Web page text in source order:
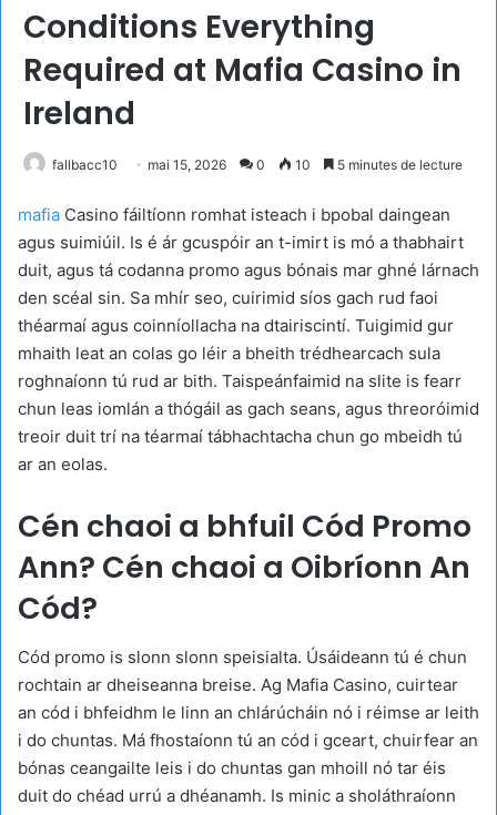
Conditions Everything
Required at Mafia Casino in
Ireland
fallbacc10 mai 15, 2026 0 10 5 minutes de lecture
mafia Casino fáiltíonn romhat isteach i bpobal daingean
agus suimiúil. Is é ár gcuspóir an t-imirt is mó a thabhairt
duit, agus tá codanna promo agus bónais mar ghné lárnach
den scéal sin. Sa mhír seo, cuirimid síos gach rud faoi
théarmaí agus coinníollacha na dtairiscintí. Tuigimid gur
mhaith leat an colas go léir a bheith trédhearcach sula
roghnaíonn tú rud ar bith. Taispeánfaimid na slite is fearr
chun leas iomlán a thógáil as gach seans, agus threoróimid
treoir duit trí na téarmaí tábhachtacha chun go mbeidh tú
ar an eolas.
Cén chaoi a bhfuil Cód Promo
Ann? Cén chaoi a Oibríonn An
Cód?
Cód promo is slonn slonn speisialta. Úsáideann tú é chun
rochtain ar dheiseanna breise. Ag Mafia Casino, cuirtear
an cód i bhfeidhm le linn an chlárúcháin nó i réimse ar leith
i do chuntas. Má fhostaíonn tú an cód i gceart, chuirfear an
bónas ceangailte leis i do chuntas gan mhoill nó tar éis
duit do chéad urrú a dhéanamh. Is minic a sholáthraíonn